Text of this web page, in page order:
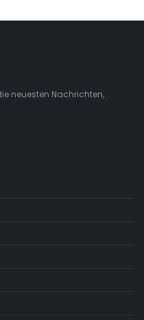
neuesten Nachrichten,